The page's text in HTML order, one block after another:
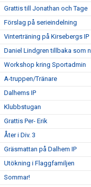
Grattis till Jonathan och Tage
Förslag på serieindelning
Vinterträning på Kirsebergs IP
Daniel Lindgren tillbaka som
Workshop kring Sportadmin
A-truppen/Tränare
Dalhems IP
Klubbstugan
Grattis Per- Erik
Åter i Div. 3
Gräsmattan på Dalhem IP
Utökning i Flaggfamiljen
Sommar!